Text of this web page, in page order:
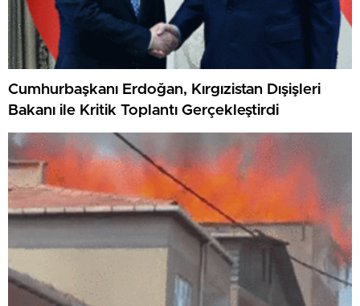
Cumhurbaşkanı Erdoğan, Kırgızistan Dışişleri
Bakanı ile Kritik Toplantı Gerçekleştirdi